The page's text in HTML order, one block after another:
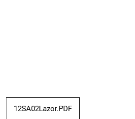
12SA02Lazor.PDF